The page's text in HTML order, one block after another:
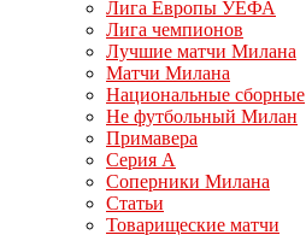
Лига Европы УЕФА
Лига чемпионов
Лучшие матчи Милана
Матчи Милана
Национальные сборные
Не футбольный Милан
Примавера
Серия А
Соперники Милана
Статьи
Товарищеские матчи